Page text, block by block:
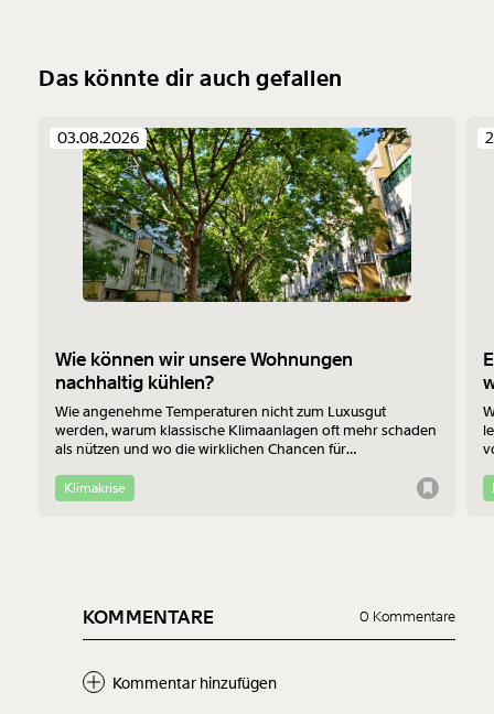
Das könnte dir auch gefallen
03.08.2026
Wie können wir unsere Wohnungen
nachhaltig kühlen?
Wie angenehme Temperaturen nicht zum Luxusgut
werden, warum klassische Klimaanlagen oft mehr schaden
als nützen und wo die wirklichen Chancen für
Richtmann von der TU Wien im Interview.
Klimakrise
KOMMENTARE 0 Kommentare
Kommentar hinzufügen